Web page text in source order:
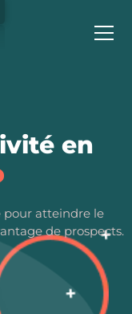
en
atteindre le
de prospects.